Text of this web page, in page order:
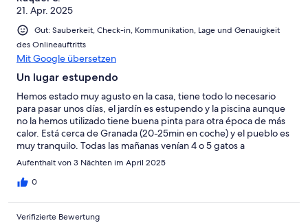
21. Apr. 2025
Gut: Sauberkeit, Check-in, Kommunikation, Lage und Genauigkeit
des Onlineauftritts
Mit Google übersetzen
Un lugar estupendo
Hemos estado muy agusto en la casa, tiene todo lo necesario
para pasar unos días, el jardín es estupendo y la piscina aunque
no la hemos utilizado tiene buena pinta para otra época de más
calor. Está cerca de Granada (20-25min en coche) y el pueblo es
muy tranquilo. Todas las mañanas venían 4 o 5 gatos a
saludarnos que se ve que viven por las inmediaciones, en
definitiva un sitio muy tranquilo y recomendable.
Aufenthalt von 3 Nächten im April 2025
0
Verifizierte Bewertung